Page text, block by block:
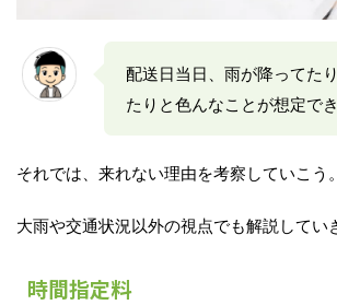
配送日当日、雨が降ってた
たりと色んなことが想定でき
それでは、来れない理由を考察していこう。
大雨や交通状況以外の視点でも解説してい
時間指定料